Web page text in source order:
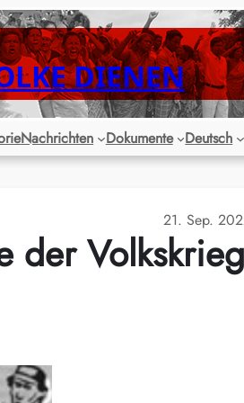
DIENEN
Nachrichten Dokumente Deutsch
21. Sep.
der Volkskrieg